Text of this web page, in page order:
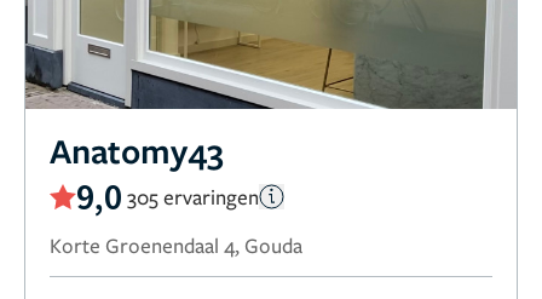
Anatomy43
9,0 305 ervaringen
Korte Groenendaal 4, Gouda